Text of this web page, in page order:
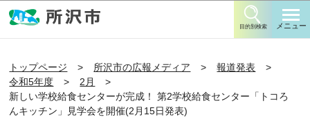
目的別検索 メニュー
トップページ 所沢市の広報メディア
報道発表
令和5年度
2月
新しい学校給食センターが完成！ 第2学校給食センター「トコろ
んキッチン」見学会を開催(2月15日発表)